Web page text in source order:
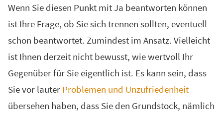
Wenn Sie diesen Punkt mit Ja beantworten können
ist Ihre Frage, ob Sie sich trennen sollten, eventuell
schon beantwortet. Zumindest im Ansatz. Vielleicht
ist Ihnen derzeit nicht bewusst, wie wertvoll Ihr
Gegenüber für Sie eigentlich ist. Es kann sein, dass
Sie vor lauter Problemen und Unzufriedenheit
übersehen haben, dass Sie den Grundstock, nämlich